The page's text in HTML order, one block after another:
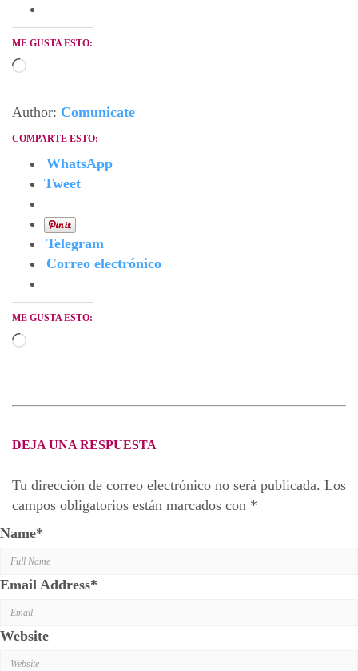
ME GUSTA ESTO:
Cargando...
Author: Comunicate
COMPARTE ESTO:
WhatsApp
Tweet
Telegram
Correo electrónico
ME GUSTA ESTO:
Cargando...
DEJA UNA RESPUESTA
Tu dirección de correo electrónico no será publicada. Los
campos obligatorios están marcados con *
Name*
Email Address*
Website